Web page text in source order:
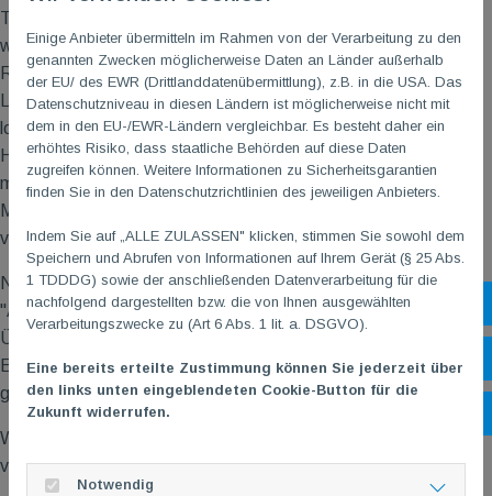
Tiefenmuskulatur und zur Sturzprophylaxe. Dabei verwenden
wir verschiedene Materialien wie Gymnastikstäbe, Hula Hoop-
Reifen, kleine Hanteln, Gewichtsmanschetten, Therabänder,
Loop-Bänder, Bälle, Brasils oder Flexi Bars. Das Training ist
locker und findet im Stehen statt. Die Teilnehmer bringen
Handtücher und Trinkflaschen mit. Das Cool Down besteht
meistens aus dynamischen oder statischen Dehnübungen.
Manchmal werden auch kleine Partnermassagen mit den
verwendeten Materialien, wie Bällen, durchgeführt.
Nebenbei geben wir immer wieder nützliche Alltagstipps für die
"Activities of Daily Living" oder erklären, wofür die einzelnen
Übungen gut sind und welche Muskeln damit trainiert werden.
Es ist eine angenehme und gesellige Art sich zu bewegen und
gleichzeitig etwas für die Gesundheit zu tun.
Wenn es regnet, findet das Training nicht statt. Kommt gerne
vorbei und macht mit!
Einige Anbieter übermitteln im Rahmen von der Verarbeitung zu den
genannten Zwecken möglicherweise Daten an Länder außerhalb
der EU/ des EWR (Drittlanddatenübermittlung), z.B. in die USA. Das
Datenschutzniveau in diesen Ländern ist möglicherweise nicht mit
dem in den EU-/EWR-Ländern vergleichbar. Es besteht daher ein
erhöhtes Risiko, dass staatliche Behörden auf diese Daten
zugreifen können. Weitere Informationen zu Sicherheitsgarantien
finden Sie in den Datenschutzrichtlinien des jeweiligen Anbieters.
Indem Sie auf „ALLE ZULASSEN" klicken, stimmen Sie sowohl dem
Speichern und Abrufen von Informationen auf Ihrem Gerät (§ 25 Abs.
1 TDDDG) sowie der anschließenden Datenverarbeitung für die
nachfolgend dargestellten bzw. die von Ihnen ausgewählten
Verarbeitungszwecke zu (Art 6 Abs. 1 lit. a. DSGVO).
Eine bereits erteilte Zustimmung können Sie jederzeit über
den links unten eingeblendeten Cookie-Button für die
Zukunft widerrufen.
Notwendig